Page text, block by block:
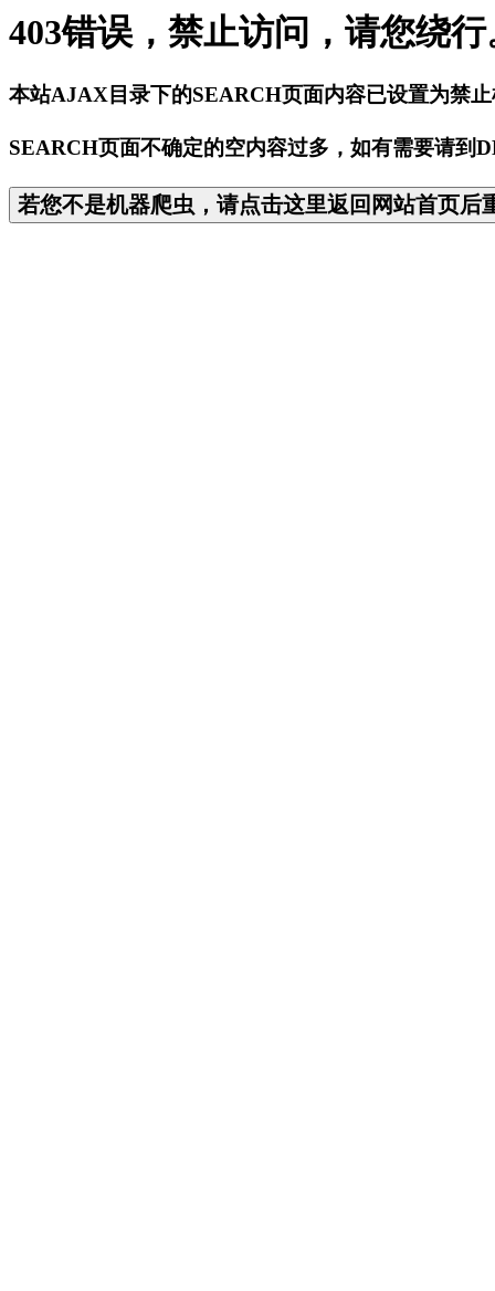
403错误，禁止访问，请您绕行
本站AJAX目录下的SEARCH页面内容已设置为禁
SEARCH页面不确定的空内容过多，如有需要请到
若您不是机器爬虫，请点击这里返回网站首页后